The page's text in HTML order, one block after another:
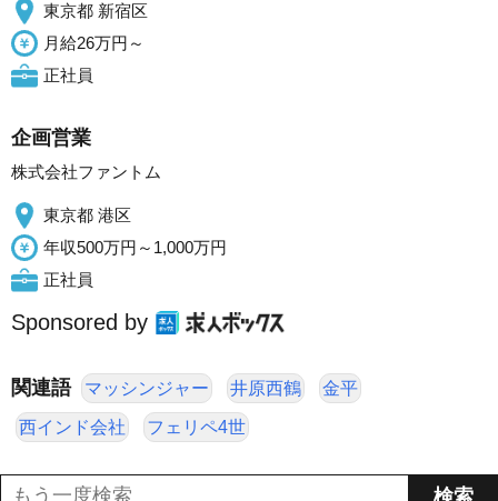
東京都 新宿区
月給26万円～
正社員
企画営業
株式会社ファントム
東京都 港区
年収500万円～1,000万円
正社員
Sponsored by
関連語 マッシンジャー 井原西鶴 金平
西インド会社 フェリペ4世